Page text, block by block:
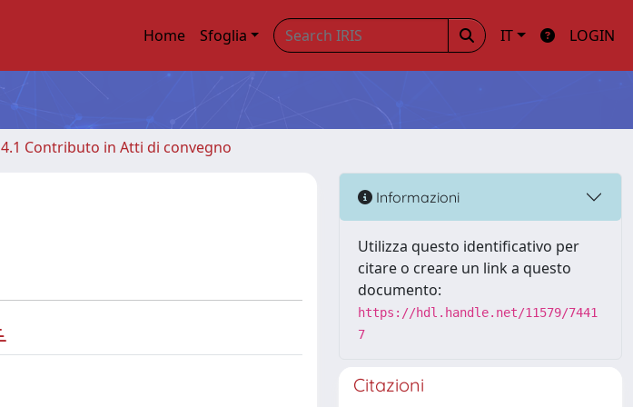
Home Sfoglia IT LOGIN
4.1 Contributo in Atti di convegno
Informazioni
Utilizza questo identificativo per
citare o creare un link a questo
documento:
https://hdl.handle.net/11579/7441
7
Citazioni